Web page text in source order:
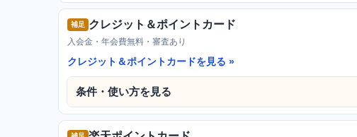
補足 クレジット＆ポイントカード
入会金・年会費無料・審査あり
クレジット＆ポイントカードを見る
条件・使い方を見る